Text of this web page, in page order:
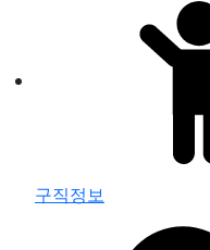
구직정보